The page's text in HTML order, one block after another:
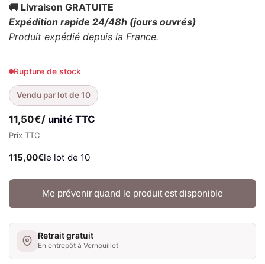
🚚 Livraison GRATUITE
Expédition rapide 24/48h (jours ouvrés)
Produit expédié depuis la France.
Rupture de stock
Vendu par lot de 10
11,50€/ unité TTC
Prix TTC
115,00€le lot de 10
Me prévenir quand le produit est disponible
Retrait gratuit
En entrepôt à Vernouillet